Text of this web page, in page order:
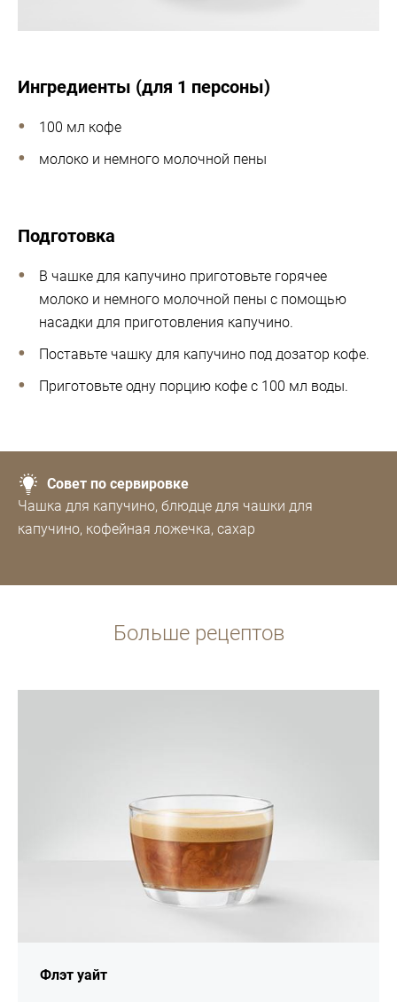
Ингредиенты (для 1 персоны)
100 мл кофе
молоко и немного молочной пены
Подготовка
В чашке для капучино приготовьте горячее
молоко и немного молочной пены с помощью
насадки для приготовления капучино.
Поставьте чашку для капучино под дозатор кофе.
Приготовьте одну порцию кофе с 100 мл воды.
Совет по сервировке
Чашка для капучино, блюдце для чашки для
капучино, кофейная ложечка, сахар
Больше рецептов
Флэт уайт